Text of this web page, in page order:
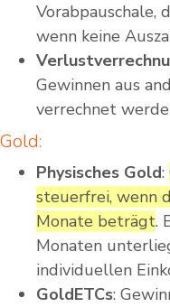
Vorabpauschale,
wenn keine
Gewinnen aus
verrechnet
Gold:
Physisches Gold:
steuerfrei, wenn
Monate beträgt.
Monaten
individuellen
GoldETCs: